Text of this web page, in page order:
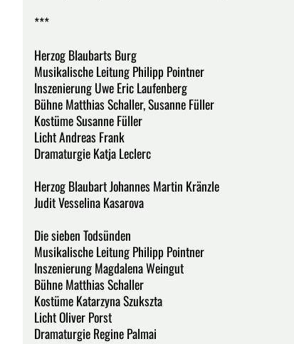
***
Herzog Blaubarts Burg
Musikalische Leitung Philipp Pointner
Inszenierung Uwe Eric Laufenberg
Bühne Matthias Schaller, Susanne Füller
Kostüme Susanne Füller
Licht Andreas Frank
Dramaturgie Katja Leclerc
Herzog Blaubart Johannes Martin Kränzle
Judit Vesselina Kasarova
Die sieben Todsünden
Musikalische Leitung Philipp Pointner
Inszenierung Magdalena Weingut
Bühne Matthias Schaller
Kostüme Katarzyna Szukszta
Licht Oliver Porst
Dramaturgie Regine Palmai